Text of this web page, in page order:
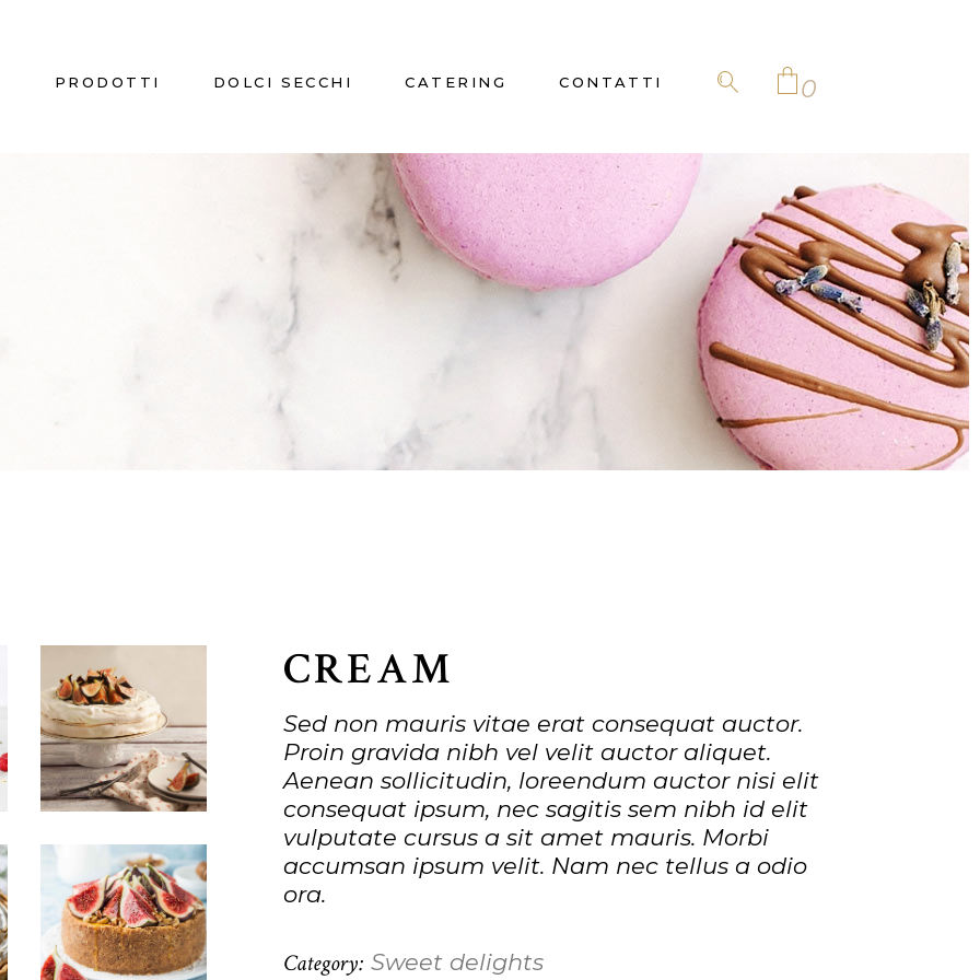
PRODOTTI DOLCI SECCHI CATERING CONTATTI 0
No products in the
cart.
CREAM
Sed non mauris vitae erat consequat auctor.
Proin gravida nibh vel velit auctor aliquet.
Aenean sollicitudin, loreendum auctor nisi elit
consequat ipsum, nec sagitis sem nibh id elit
vulputate cursus a sit amet mauris. Morbi
accumsan ipsum velit. Nam nec tellus a odio
ora.
Category: Sweet delights